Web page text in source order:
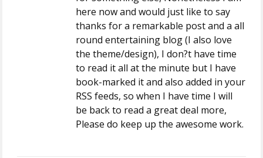
here now and would just like to say
thanks for a remarkable post and a all
round entertaining blog (I also love
the theme/design), I don?t have time
to read it all at the minute but I have
book-marked it and also added in your
RSS feeds, so when I have time I will
be back to read a great deal more,
Please do keep up the awesome work.